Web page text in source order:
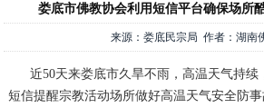
娄底市佛教协会利用短信平台确保场所
来源：娄底民宗局 作者：湖南
近50天来娄底市久旱不雨，高温天气持续
短信提醒宗教活动场所做好高温天气安全防事